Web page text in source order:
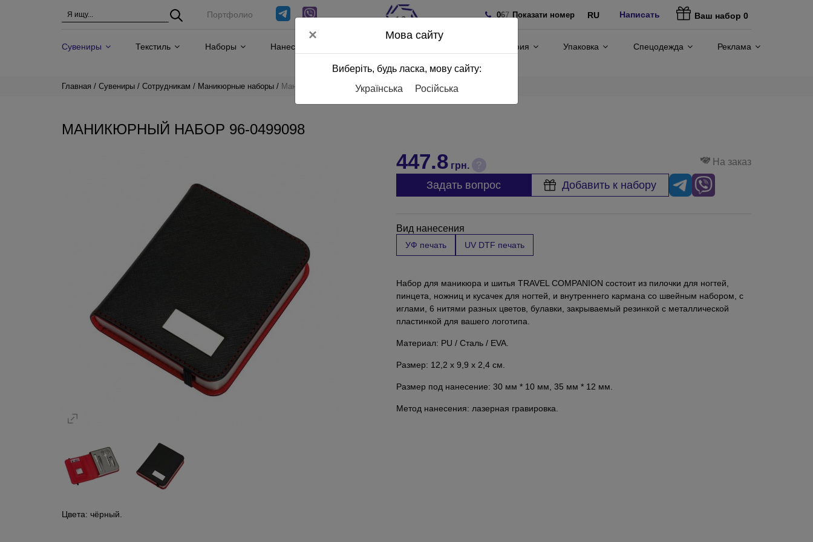
Портфолио 067 Показати номер RU Написать Ваш набор 0
Сувениры Текстиль Наборы Нанесение Полиграфия Упаковка Спецодежда Реклама
Главная Сувениры Сотрудникам Маникюрные наборы Маникюрный набор 96-0499098
× Мова сайту
Виберіть, будь ласка, мову сайту:
Українська
Російська
МАНИКЮРНЫЙ НАБОР 96-0499098
447.8грн. ? На заказ
Задать вопрос Добавить к набору
Вид нанесения
УФ печать UV DTF печать
Набор для маникюра и шитья TRAVEL COMPANION состоит из пилочки для ногтей,
пинцета, ножниц и кусачек для ногтей, и внутреннего кармана со швейным набором, с
иглами, 6 нитями разных цветов, булавки, закрываемый резинкой с металлической
пластинкой для вашего логотипа.
Материал: PU / Сталь / EVA.
Размер: 12,2 x 9,9 x 2,4 cм.
Размер под нанесение: 30 мм * 10 мм, 35 мм * 12 мм.
Метод нанесения: лазерная гравировка.
Цвета: чёрный.